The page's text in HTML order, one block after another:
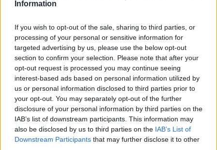
Information
If you wish to opt-out of the sale, sharing to third parties, or
processing of your personal or sensitive information for
targeted advertising by us, please use the below opt-out
section to confirm your selection. Please note that after your
opt-out request is processed you may continue seeing
interest-based ads based on personal information utilized by
us or personal information disclosed to third parties prior to
your opt-out. You may separately opt-out of the further
disclosure of your personal information by third parties on the
IAB’s list of downstream participants. This information may
also be disclosed by us to third parties on the IAB’s List of
Downstream Participants that may further disclose it to other
amelyek jó példával szolgálnak a pedagógusok és családok
számára is. A produkciósorozat Kardos-Horváth Janó és a
Hahó együttesFöldlakócímű gyereklemezének dalaira és
szövegeire építve a gyerekek nyelvén, szórakoztatva segít
megérteni a legkisebbek számára is a fenntartható
fejlődést, a környezettudatosságot és egymás
elfogadásának fontosságát. A dalokon és játékos
gyakorlatokon keresztül lesz szó egyebek közt a globális
felmelegedésről, az egészséges táplálkozásról, a tudatos
vásárlásról, a testi és lelki egészségről, vagy a planetáris
tudatról és a gyermeki énről is.